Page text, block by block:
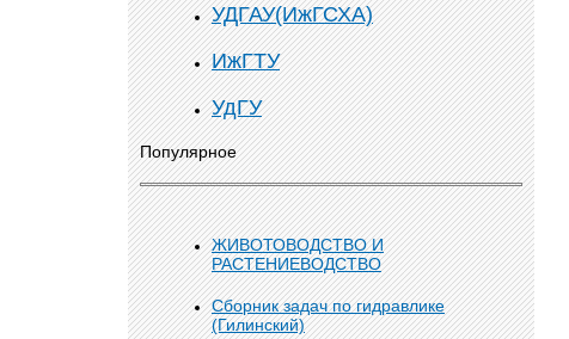
УДГАУ(ИжГСХА)
ИжГТУ
УдГУ
Популярное
ЖИВОТОВОДСТВО И
РАСТЕНИЕВОДСТВО
Сборник задач по гидравлике
(Гилинский)